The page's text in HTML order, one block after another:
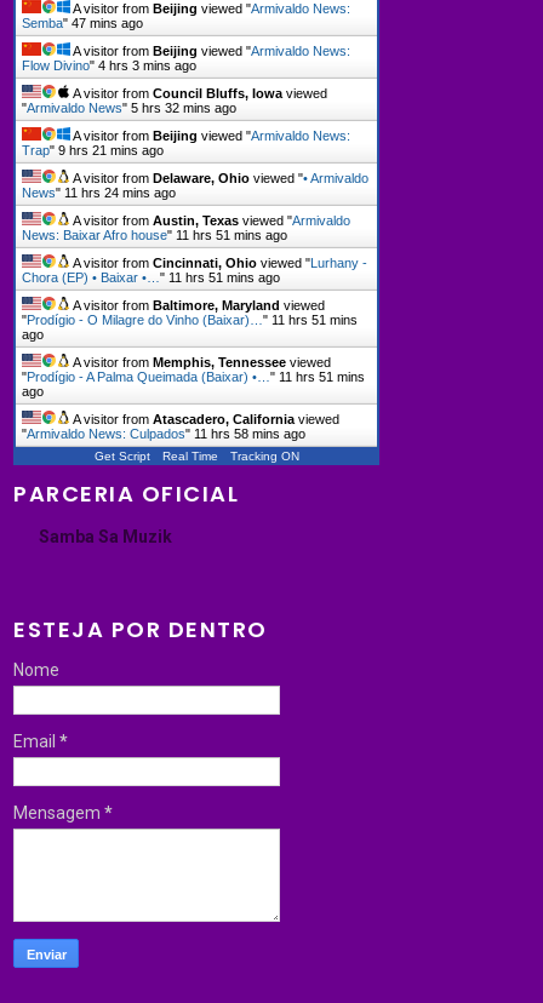
A visitor fromBeijing viewed "Armivaldo News:
Semba"47 mins ago
A visitor fromBeijing viewed "Armivaldo News:
Flow Divino"4 hrs 3 mins ago
A visitor fromCouncil Bluffs, Iowa viewed
"Armivaldo News"5 hrs 32 mins ago
A visitor fromBeijing viewed "Armivaldo News:
Trap"9 hrs 21 mins ago
A visitor fromDelaware, Ohio viewed "• Armivaldo
News" 11 hrs 24 mins ago
A visitor fromAustin, Texas viewed "Armivaldo
News: Baixar Afro house" 11 hrs 51 mins ago
A visitor fromCincinnati, Ohio viewed "Lurhany -
Chora (EP) • Baixar •…" 11 hrs 51 mins ago
A visitor fromBaltimore, Maryland viewed
"Prodígio - O Milagre do Vinho (Baixar)…" 11 hrs 51 mins
ago
A visitor fromMemphis, Tennessee viewed
"Prodígio - A Palma Queimada (Baixar) •…" 11 hrs 51 mins
ago
A visitor fromAtascadero, California viewed
"Armivaldo News: Culpados" 11 hrs 58 mins ago
Get Script Real Time Tracking ON
PARCERIA OFICIAL
Samba Sa Muzik
ESTEJA POR DENTRO
Nome
Email*
Mensagem*